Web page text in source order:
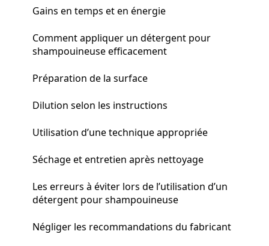
Gains en temps et en énergie
Comment appliquer un détergent pour
shampouineuse efficacement
Préparation de la surface
Dilution selon les instructions
Utilisation d’une technique appropriée
Séchage et entretien après nettoyage
Les erreurs à éviter lors de l’utilisation d’un
détergent pour shampouineuse
Négliger les recommandations du fabricant